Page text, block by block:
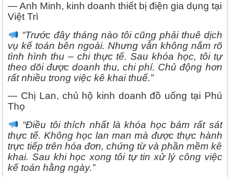
— Anh Minh, kinh doanh thiết bị điện gia dụng tại
Việt Trì
“Trước đây tháng nào tôi cũng phải thuê dịch
vụ kế toán bên ngoài. Nhưng vẫn không nắm rõ
tình hình thu – chi thực tế. Sau khóa học, tôi tự
theo dõi được doanh thu, chi phí. Chủ động hơn
rất nhiều trong việc kê khai thuế.”
— Chị Lan, chủ hộ kinh doanh đồ uống tại Phú
Thọ
“Điều tôi thích nhất là khóa học bám rất sát
thực tế. Không học lan man mà được thực hành
trực tiếp trên hóa đơn, chứng từ và phần mềm kê
khai. Sau khi học xong tôi tự tin xử lý công việc
kế toán hằng ngày.”